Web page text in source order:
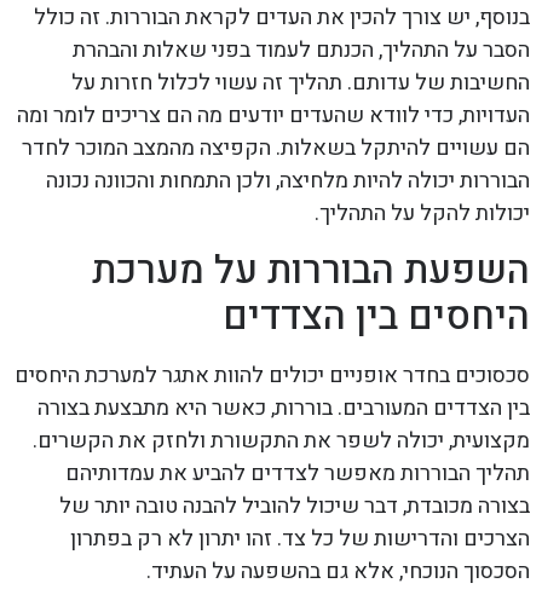
בנוסף, יש צורך להכין את העדים לקראת הבוררות. זה כולל
הסבר על התהליך, הכנתם לעמוד בפני שאלות והבהרת
החשיבות של עדותם. תהליך זה עשוי לכלול חזרות על
העדויות, כדי לוודא שהעדים יודעים מה הם צריכים לומר ומה
הם עשויים להיתקל בשאלות. הקפיצה מהמצב המוכר לחדר
הבוררות יכולה להיות מלחיצה, ולכן התמחות והכוונה נכונה
יכולות להקל על התהליך.
השפעת הבוררות על מערכת
היחסים בין הצדדים
סכסוכים בחדר אופניים יכולים להוות אתגר למערכת היחסים
בין הצדדים המעורבים. בוררות, כאשר היא מתבצעת בצורה
מקצועית, יכולה לשפר את התקשורת ולחזק את הקשרים.
תהליך הבוררות מאפשר לצדדים להביע את עמדותיהם
בצורה מכובדת, דבר שיכול להוביל להבנה טובה יותר של
הצרכים והדרישות של כל צד. זהו יתרון לא רק בפתרון
הסכסוך הנוכחי, אלא גם בהשפעה על העתיד.